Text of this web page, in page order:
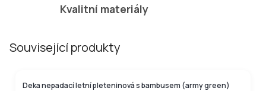
Kvalitní materiály
Související produkty
BAMBUSOVÁ KOLEKCE
Deka nepadací letní pleteninová s bambusem (army green)